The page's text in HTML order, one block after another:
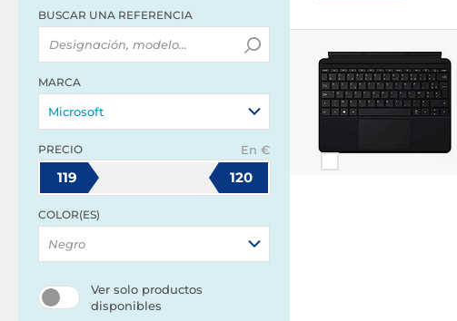
BUSCAR UNA REFERENCIA
MARCA
Microsoft
PRECIO En €
119 120
COLOR(ES)
Negro
Ver solo productos
disponibles